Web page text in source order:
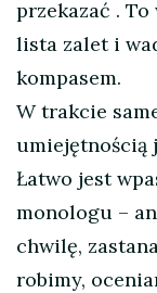
przekazać . To
lista zalet i
kompasem.
W trakcie
umiejętnością
Łatwo jest
monologu –
chwilę,
robimy,